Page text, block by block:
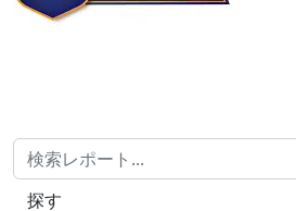
探す